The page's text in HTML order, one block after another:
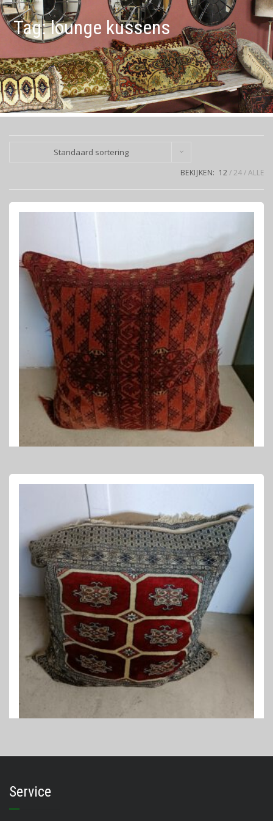
Tag:lounge kussens
Standaard sortering
BEKIJKEN: 12 24 ALLE
Perzisch kussen 90 x 90 cm
€235,00
LEES VERDER
Perzisch lounge kussen 90 x 90 cm
Service